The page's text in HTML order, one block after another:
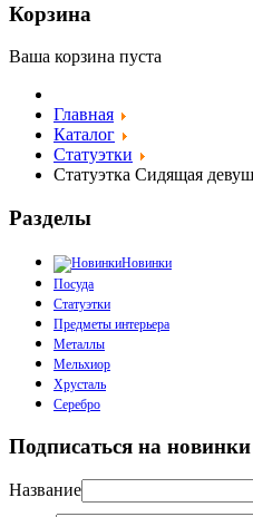
Корзина
Ваша корзина пуста
Главная
Каталог
Статуэтки
Статуэтка Сидящая
Разделы
Новинки
Посуда
Статуэтки
Предметы интерьера
Металлы
Мельхиор
Хрусталь
Серебро
Подписаться на новинки
Название